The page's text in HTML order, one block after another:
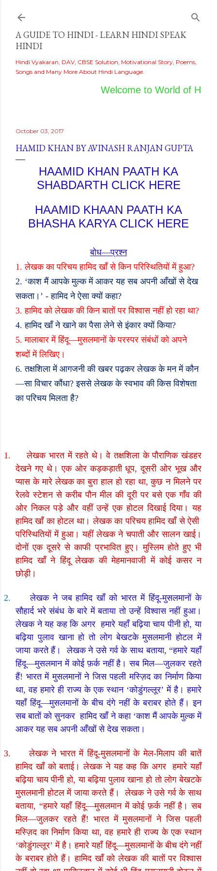
A GUIDE TO HINDI - LEARN HINDI SPEAK
HINDI
Hindi Vyakaran, DAV, CBSE Solution, Motivational Story, Poems,
Songs and Many More About Hindi Language.
Welcome to World of Hindi
October 03, 2017
HAMID KHAN BY AVINASH RANJAN GUPTA
HAAMID KHAN PAATH KA
SHABDARTH CLICK HERE
HAAMID KHAAN PAATH KA
BHASHA KARYA CLICK HERE
बोध—प्रश्न
1.लेखक का परिचय हामिद खाँ से किन परिस्थितियों में हुआ?
2. ‘काश मैं आपके मुल्क में आकर यह सब अपनी आँखों से देख
सकता। ’ -हामिद ने ऐसा क्यों कहा?
3.हामिद को लेखक की किन बातों पर विश्वास नहीं हो रहा था?
4.हामिद खाँ ने खाने का पैसा लेने से इंकार क्यों किया?
5.मालाबार में हिंदू—मुसलमानों के परस्पर संबंधों को अपने
शब्दों में लिखिए।
6.तक्षशिला में आगजनी की खबर पढ़कर लेखक के मन में कौन
—सा विचार कौंधा?इससे लेखक के स्वभाव की किस विशेषता
का परिचय मिलता है?
1.
लेखक भारत में रहते थे। वे तक्षशिला के पौराणिक खंडहर
देखने गए थे। एक ओर कड़कड़ाती धूप,दूसरी ओर भूख और
प्यास के मारे लेखक का बुरा हाल हो रहा था,कुछ न मिलने पर
रेलवे स्टेशन से करीब पौन मील की दूरी पर बसे एक गाँव की
ओर निकल पड़े और वहीं उन्हें एक होटल दिखाई दिया। यह
हामिद खाँ का होटल था। लेखक का परिचय हामिद खाँ से ऐसी
परिस्थितियों में हुआ। यहीं लेखक ने चपाती और सालन खाई।
दोनों एक दूसरे से काफी प्रभावित हुए। मुस्लिम होते हुए भी
हामिद खाँ ने हिंदू लेखक की मेहमानवाजी में कोई कसर न
छोड़ी।
2.
लेखक ने जब हामिद खाँ को भारत में हिंदू-मुसलमानों के
सौहार्द भरे संबंध के बारे में बताया तो उन्हें विश्वास नहीं हुआ।
लेखक ने यह कह कि अगर हमारे यहाँ बढ़िया चाय पीनी हो,या
बढ़िया पुलाव खाना हो तो लोग बेखटके मुसलमानी होटल में
जाया करते हैं।
लेखक ने उसे गर्व के साथ बताया, “हमारे यहाँ
हिंदू—मुसलमान में कोई फ़र्क नहीं है। सब मिल—जुलकर रहते
हैं! भारत में मुसलमानों ने जिस पहली मस्ज़िद का निर्माण किया
था,वह हमारे ही राज्य के एक स्थान ‘कोडुंगल्लूर’में है। हमारे
यहाँ हिंदू—मुसलमानों के बीच दंगे नहीं के बराबर होते हैं। इन
सब बातों को सुनकर हामिद खाँ ने कहा ‘काश मैं आपके मुल्क में
आकर यह सब अपनी आँखों से देख सकता।
3.
लेखक ने भारत में हिंदू-मुसलमानों के मेल-मिलाप की बातें
हामिद खाँ को बताई। लेखक ने यह कह कि अगर
हमारे यहाँ
बढ़िया चाय पीनी हो,या बढ़िया पुलाव खाना हो तो लोग बेखटके
मुसलमानी होटल में जाया करते हैं।
लेखक ने उसे गर्व के साथ
बताया, “हमारे यहाँ हिंदू—मुसलमान में कोई फ़र्क नहीं है। सब
मिल—जुलकर रहते हैं! भारत में मुसलमानों ने जिस पहली
मस्ज़िद का निर्माण किया था,वह हमारे ही राज्य के एक स्थान
‘कोडुंगल्लूर’में है। हमारे यहाँ हिंदू—मुसलमानों के बीच दंगे नहीं
के बराबर होते हैं। हामिद खाँ को लेखक की बातों पर विश्वास